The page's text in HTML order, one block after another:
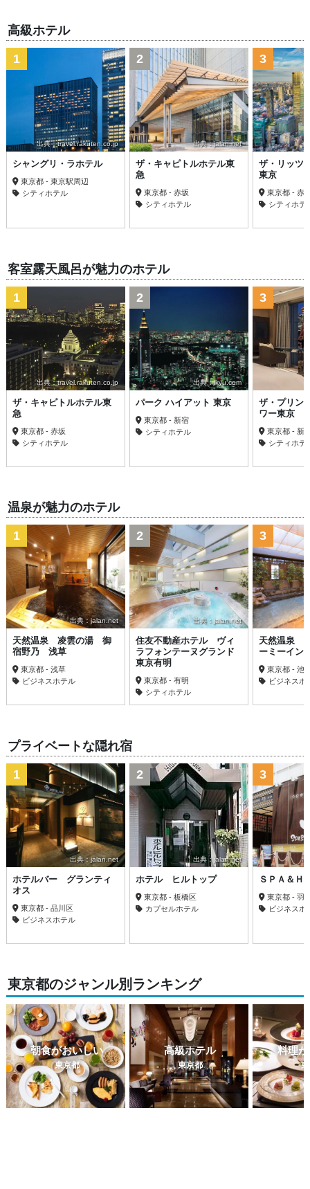
高級ホテル
出典：travel.rakuten.co.jp
1
シャングリ・ラホテル
東京都 - 東京駅周辺
シティホテル
出典：jalan.net
2
ザ・キャピトルホテル東
急
東京都 - 赤坂
シティホテル
3
ザ・リッツ
東京
東京都 - 赤
シティホテ
客室露天風呂が魅力のホテル
出典：travel.rakuten.co.jp
1
ザ・キャピトルホテル東
急
東京都 - 赤坂
シティホテル
出典：ikyu.com
2
パーク ハイアット 東京
東京都 - 新宿
シティホテル
3
ザ・プリン
ワー東京
東京都 - 新
シティホテ
温泉が魅力のホテル
出典：jalan.net
1
天然温泉 凌雲の湯 御
宿野乃 浅草
東京都 - 浅草
ビジネスホテル
出典：jalan.net
2
住友不動産ホテル ヴィ
ラフォンテーヌグランド
東京有明
東京都 - 有明
シティホテル
3
天然温泉
ーミーイン
東京都 - 池
ビジネスホ
プライベートな隠れ宿
出典：jalan.net
1
ホテルバー グランティ
オス
東京都 - 品川区
ビジネスホテル
出典：jalan.net
2
ホテル ヒルトップ
東京都 - 板橋区
カプセルホテル
3
ＳＰＡ＆
東京都 - 羽
ビジネスホ
東京都のジャンル別ランキング
朝食がおいしい
東京都
高級ホテル
東京都
料理